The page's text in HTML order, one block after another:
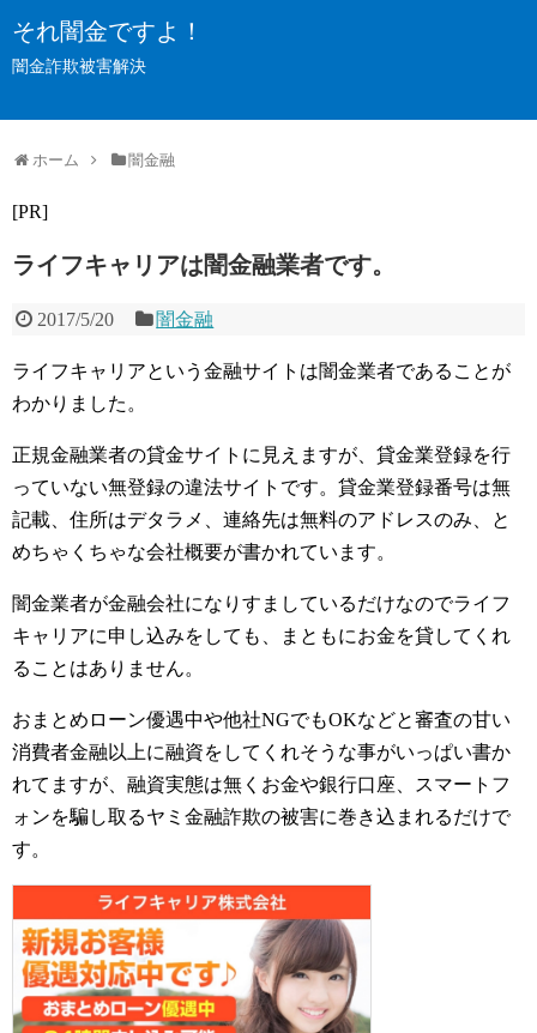
それ闇金ですよ！
闇金詐欺被害解決
ホーム 闇金融
[PR]
ライフキャリアは闇金融業者です。
2017/5/20 闇金融
ライフキャリアという金融サイトは闇金業者であることが
わかりました。
正規金融業者の貸金サイトに見えますが、貸金業登録を行
っていない無登録の違法サイトです。貸金業登録番号は無
記載、住所はデタラメ、連絡先は無料のアドレスのみ、と
めちゃくちゃな会社概要が書かれています。
闇金業者が金融会社になりすましているだけなのでライフ
キャリアに申し込みをしても、まともにお金を貸してくれ
ることはありません。
おまとめローン優遇中や他社NGでもOKなどと審査の甘い
消費者金融以上に融資をしてくれそうな事がいっぱい書か
れてますが、融資実態は無くお金や銀行口座、スマートフ
ォンを騙し取るヤミ金融詐欺の被害に巻き込まれるだけで
す。